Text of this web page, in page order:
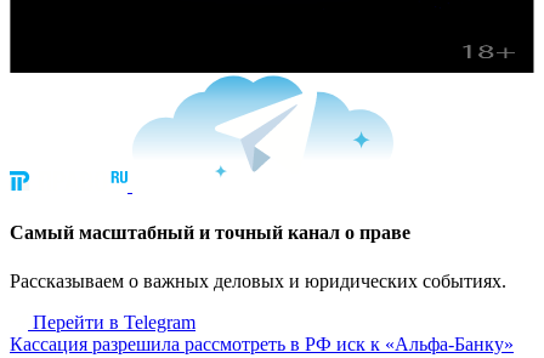
Cамый масштабный и точный канал о праве
Рассказываем о важных деловых и юридических событиях.
Перейти в Telegram
Кассация разрешила рассмотреть в РФ иск к «Альфа-Банку»